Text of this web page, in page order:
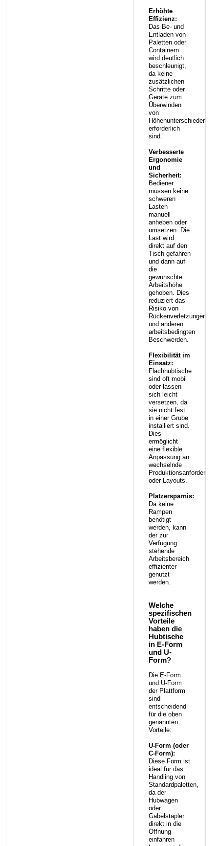
Erhöhte
Effizienz:
Das Be- und
Entladen von
Paletten oder
Containern
wird deutlich
beschleunigt,
da keine
zusätzlichen
Schritte oder
Geräte zum
Überwinden
von
Höhenunterschieden
erforderlich
sind.
Verbesserte
Ergonomie
und
Sicherheit:
Bediener
müssen keine
schweren
Lasten
manuell
anheben oder
umsetzen. Die
Last wird
direkt auf den
Tisch gefahren
und dann auf
die
gewünschte
Arbeitshöhe
gehoben. Dies
reduziert das
Risiko von
Rückenverletzungen
und anderen
arbeitsbedingten
Beschwerden.
Flexibilität im
Einsatz:
Flachhubtische
sind oft mobil
oder lassen
sich leicht
versetzen, da
sie nicht fest
in einer Grube
installiert sind.
Dies
ermöglicht
eine flexible
Anpassung an
wechselnde
oder Layouts.
Platzersparnis:
Da keine
Rampen
benötigt
werden, kann
der zur
Verfügung
stehende
Arbeitsbereich
effizienter
genutzt
werden.
Welche
spezifischen
Vorteile
haben die
Hubtische
in E-Form
und U-
Form?
Die E-Form
und U-Form
der Plattform
sind
entscheidend
für die oben
genannten
Vorteile:
U-Form (oder
C-Form):
Diese Form ist
ideal für das
Handling von
Standardpaletten,
da der
Hubwagen
oder
Gabelstapler
direkt in die
Öffnung
einfahren